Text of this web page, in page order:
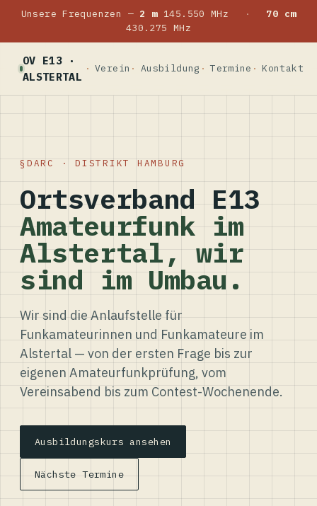
Unsere Frequenzen — 2 m145.550 MHz ·
70 cm
430.275 MHz
OV E13 ·
ALSTERTAL
Verein Ausbildung Termine Kontakt
DARC · DISTRIKT HAMBURG
Ortsverband E13
Amateurfunk im
Alstertal, wir
sind im Umbau.
Wir sind die Anlaufstelle für
Funkamateurinnen und Funkamateure im
Alstertal — von der ersten Frage bis zur
eigenen Amateurfunkprüfung, vom
Vereinsabend bis zum Contest-Wochenende.
Ausbildungskurs ansehen
Nächste Termine